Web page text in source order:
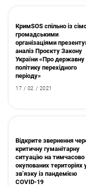
КримSOS спільно із
громадськими
організаціями
аналіз Проєкту Закону
України «Про державну
політику перехідного
періоду»
17 / 02 / 2021
Відкрите звернення
критичну гуманітарну
ситуацію на тимчасово
окупованих територіях
зв’язку із пандемією
COVID-19